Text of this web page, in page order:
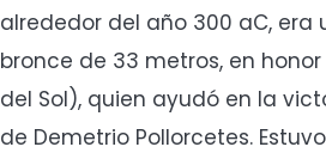
alrededor del año 300 aC, era
bronce de 33 metros, en
del Sol), quien ayudó en la
de Demetrio Pollorcetes.